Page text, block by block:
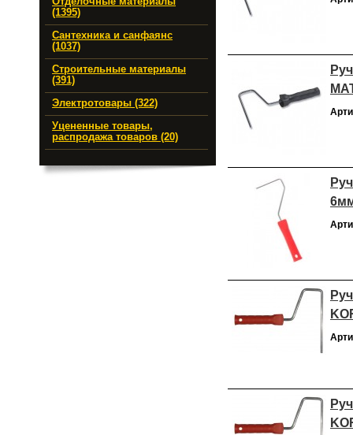
(1395)
Сантехника и санфаянс
(1037)
Строительные материалы
(391)
Электротовары (322)
Уцененные товары,
распродажа товаров (20)